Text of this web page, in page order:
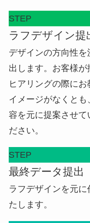
STEP
ラフデザイン提
デザインの方向性
出します。お客様
ヒアリングの際に
イメージがなくと
容を元に提案させて
ださい。
STEP
最終データ提出
ラフデザインを元
たします。